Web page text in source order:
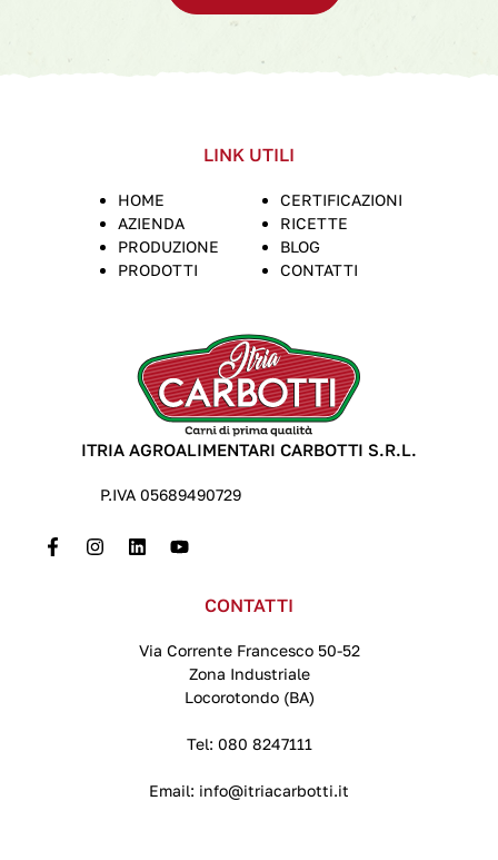
LINK UTILI
HOME
AZIENDA
PRODUZIONE
PRODOTTI
CERTIFICAZIONI
RICETTE
BLOG
CONTATTI
ITRIA AGROALIMENTARI CARBOTTI S.R.L.
P.IVA 05689490729
CONTATTI
Via Corrente Francesco 50-52
Zona Industriale
Locorotondo (BA)
Tel: 080 8247111
Email: info@itriacarbotti.it